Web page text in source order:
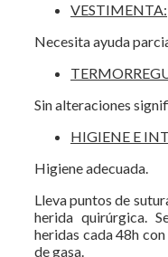
VESTIMENTA:
Necesita ayuda
Sin alteraciones
HIGIENE E
Higiene adecuada.
Lleva puntos de
herida quirúrgica.
heridas cada 48h
de gasa.